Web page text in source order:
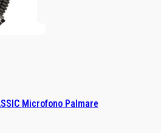
ASTATIC 636L-CLASSIC Microfono Palmare